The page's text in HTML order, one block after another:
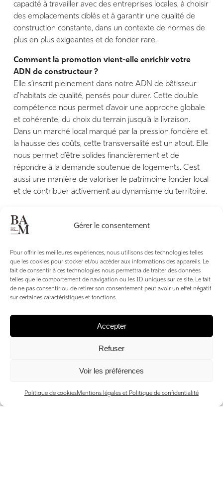
Gérer le consentement
Pour offrir les meilleures expériences, nous utilisons des technologies telles
que les cookies pour stocker et/ou accéder aux informations des appareils. Le
fait de consentir à ces technologies nous permettra de traiter des données
telles que le comportement de navigation ou les ID uniques sur ce site. Le fait
de ne pas consentir ou de retirer son consentement peut avoir un effet négatif
sur certaines caractéristiques et fonctions.
Accepter
Refuser
Voir les préférences
Politique de cookiesMentions légales et Politique de confidentialité
capacité à travailler avec des entreprises locales, à choisir
des emplacements ciblés et à garantir une qualité de
construction constante, dans un contexte de normes de
plus en plus exigeantes et de foncier rare.
Comment la promotion vient-elle enrichir votre
ADN de constructeur ?
Elle s’inscrit pleinement dans notre ADN de bâtisseur
d’habitats de qualité, pensés pour durer. Cette double
compétence nous permet d’avoir une approche globale
et cohérente, du choix du terrain jusqu’à la livraison.
Dans un marché local marqué par la pression foncière et
la hausse des coûts, cette transversalité est un atout. Elle
nous permet d’être solides financièrement et de
répondre à la demande soutenue de logements. C’est
aussi une manière de valoriser le patrimoine foncier local
et de contribuer activement au dynamisme du territoire.
85 route de Thonon, Amancy
04 50 07 38 90